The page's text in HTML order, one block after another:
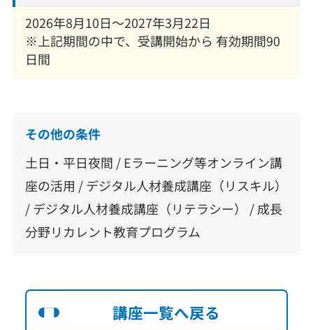
2026年8月10日～2027年3月22日
※上記期間の中で、受講開始から 有効期間90
日間
その他の条件
土日・平日夜間 / Eラーニング等オンライン講
座の活用 / デジタル人材養成講座（リスキル）
/ デジタル人材養成講座（リテラシー） / 成長
分野リカレント教育プログラム
講座一覧へ戻る